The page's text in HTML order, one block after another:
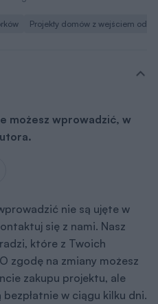
Projekty domów z wejściem od
możesz wprowadzić, w
nie są ujęte w
się z nami. Nasz
które z Twoich
zgodę na zmiany możesz
zakupu projektu, ale
w ciągu kilku dni.